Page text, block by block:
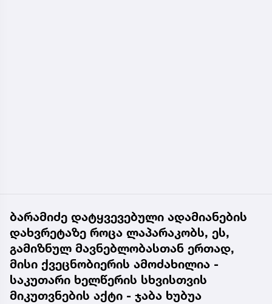
ბარამიძე დატყვევებული ადამიანების
დახვრეტაზე როცა ლაპარაკობს, ეს,
გამიზნულ მავნებლობასთან ერთად,
მისი ქვეცნობიერის ამოძახილია -
საკუთარი ხელწერის სხვისთვის
მიკუთვნების აქტი - ჯაბა ხუბუა